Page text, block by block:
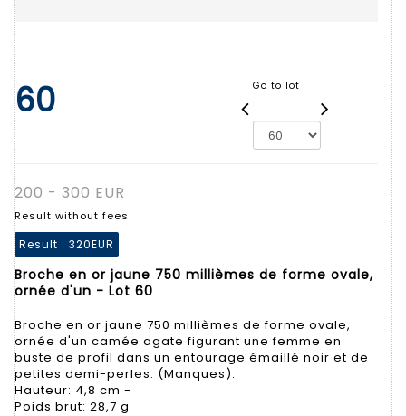
60 Go to lot
200 - 300 EUR
Result without fees
Result : 320EUR
Broche en or jaune 750 millièmes de forme ovale,
ornée d'un - Lot 60
Broche en or jaune 750 millièmes de forme ovale,
ornée d'un camée agate figurant une femme en
buste de profil dans un entourage émaillé noir et de
petites demi-perles. (Manques).
Hauteur: 4,8 cm -
Poids brut: 28,7 g